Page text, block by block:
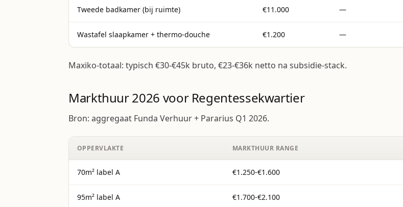
Tweede badkamer (bij ruimte) €11.000 —
Wastafel slaapkamer + thermo-douche €1.200 —
Maxiko-totaal: typisch €30-€45k bruto, €23-€36k netto na subsidie-stack.
Markthuur 2026 voor Regentessekwartier
Bron: aggregaat Funda Verhuur + Pararius Q1 2026.
OPPERVLAKTE MARKTHUUR RANGE
70m² label A €1.250-€1.600
95m² label A €1.700-€2.100